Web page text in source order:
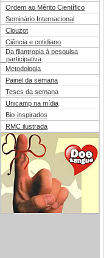
Ordem ao Mérito Científico
Seminário Internacional
Clouzot
Ciência e cotidiano
Da filantropia à pesquisa
participativa
Metodologia
Painel da semana
Teses da semana
Unicamp na mídia
Bio-inspirados
RMC ilustrada